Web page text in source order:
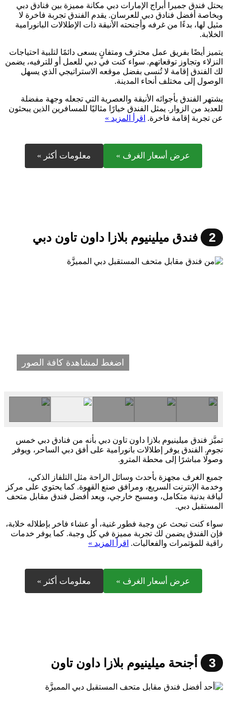
يحتل فندق جميرا أبراج الإمارات دبي مكانة مميزة بين فنادق دبي
وبخاصة أفضل فنادق دبي للعرسان. يقدم الفندق تجربة فاخرة لا
مثيل لها، بدءًا من غرفه وأجنحته الأنيقة ذات الإطلالات البانورامية
الخلابة.
يتميز أيضًا بفريق عمل محترف ومتفانٍ يسعى دائمًا لتلبية احتياجات
النزلاء وتجاوز توقعاتهم. سواء كنت في دبي للعمل أو للترفيه، يضمن
لك الفندق إقامة لا تُنسى بفضل موقعه الاستراتيجي الذي يسهل
الوصول إلى مختلف أنحاء المدينة.
يشتهر الفندق بأجوائه الأنيقة والعصرية التي تجعله وجهة مفضلة
للعديد من الزوار. يمثل الفندق خيارًا مثاليًا للمسافرين الذين يبحثون
عن تجربة إقامة فاخرة. اقرأ المزيد »
عرض أسعار الغرف » معلومات أكثر »
2 فندق ميلينيوم بلازا داون تاون دبي
اضغط لمشاهدة كافة الصور
تميَّز فندق ميلينيوم بلازا داون تاون دبي بأنه من فنادق دبي خمس
نجوم. الفندق يوفر إطلالات بانورامية على أفق دبي الساحر، ويوفر
وصولًا مباشرًا إلى محطة المترو.
جميع الغرف مجهزة بأحدث وسائل الراحة مثل التلفاز الذكي،
وخدمة الإنترنت السريع، ومرافق صنع القهوة. كما يحتوي على مركز
لياقة بدنية متكامل، ومسبح خارجي، ويعد أفضل فندق مقابل متحف
المستقبل دبي.
سواء كنت تبحث عن وجبة فطور غنية، أو عشاء فاخر بإطلاله خلابة،
فإن الفندق يضمن لك تجربة مميزة في كل وجبة. كما يوفر خدمات
راقية للمؤتمرات والفعاليات. اقرأ المزيد »
عرض أسعار الغرف » معلومات أكثر »
3 أجنحة ميلينيوم بلازا داون تاون